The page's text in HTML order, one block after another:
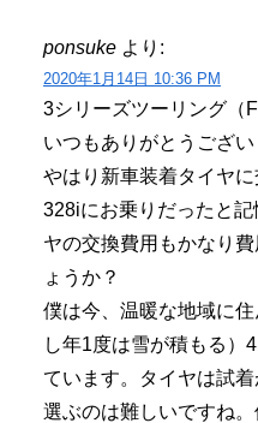
ponsuke より:
2020年1月14日 10:36 PM
3シリーズツーリング（
いつもありがとうござい
やはり新車装着タイヤに
328iにお乗りだったと
ヤの交換費用もかなり
ょうか？
僕は今、温暖な地域に
し年1度は雪が積もる）
ています。タイヤは試着
選ぶのは難しいですね